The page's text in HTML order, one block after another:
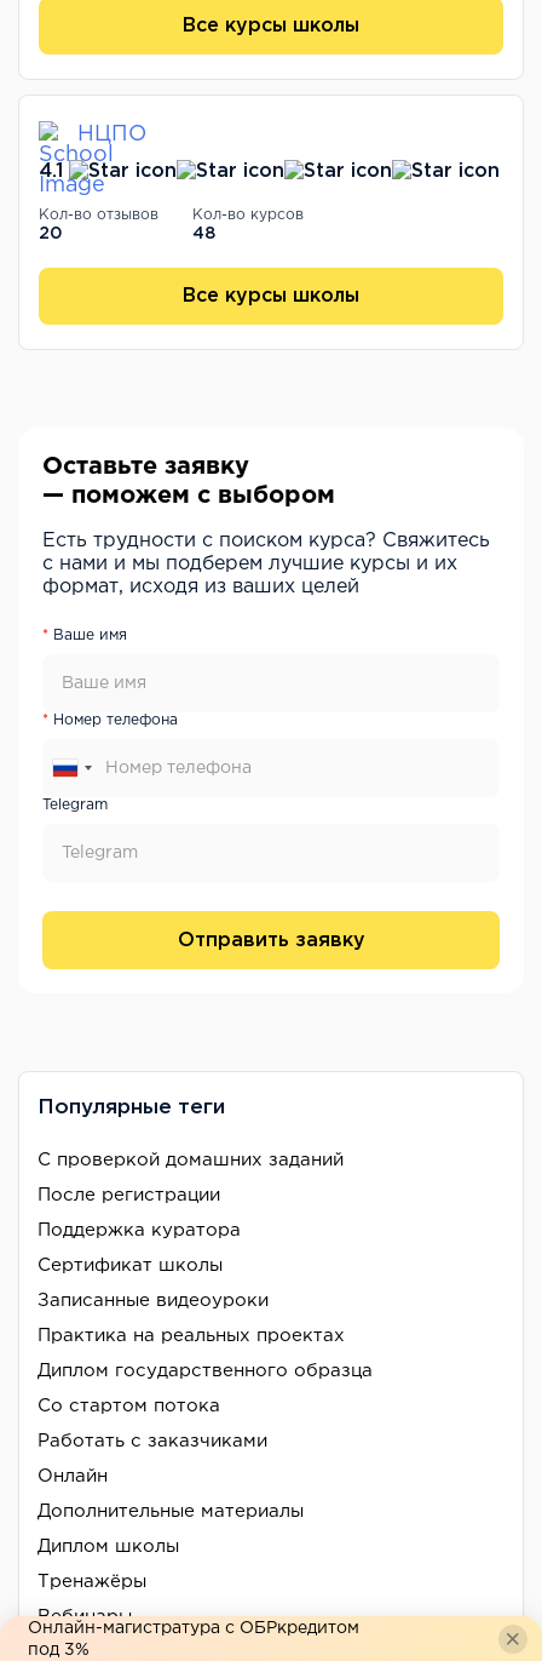
Все курсы школы
НЦПО
4.1
Кол-во отзывов
20
Кол-во курсов
48
Все курсы школы
Оставьте заявку
— поможем с выбором
Есть трудности с поиском курса? Свяжитесь
с нами и мы подберем лучшие курсы и их
формат, исходя из ваших целей
Ваше имя
Номер телефона
Telegram
Отправить заявку
Популярные теги
С проверкой домашних заданий
После регистрации
Поддержка куратора
Сертификат школы
Записанные видеоуроки
Практика на реальных проектах
Диплом государственного образца
Со стартом потока
Работать с заказчиками
Онлайн
Дополнительные материалы
Диплом школы
Тренажёры
Вебинары
Реальные кейсы компаний
Онлайн-магистратура с ОБРкредитом
под 3%